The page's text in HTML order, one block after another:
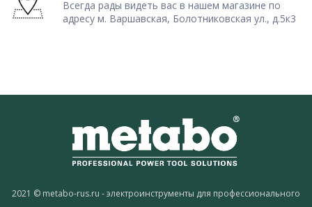
Всегда рады видеть вас в нашем магазине по
адресу м. Варшавская, Болотниковская ул., д.5к3
2021 © metabo-rus.ru - электроинструменты для профессионального